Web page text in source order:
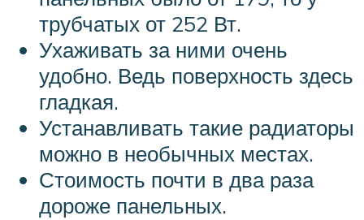
трубчатых от 252 Вт.
Ухаживать за ними очень
удобно. Ведь поверхность здесь
гладкая.
Устанавливать такие радиаторы
можно в необычных местах.
Стоимость почти в два раза
дороже панельных.